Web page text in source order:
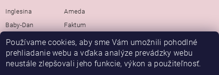
Inglesina
Baby-Dan
Rialto
Bébé-Jou
Avova
Ameda
Faktum
Koelstra
Bambino-Mio
Používame cookies, aby sme Vám umožnili pohodlné
prehliadanie webu a vďaka analýze prevádzky webu
neustále zlepšovali jeho funkcie, výkon a použiteľnosť.